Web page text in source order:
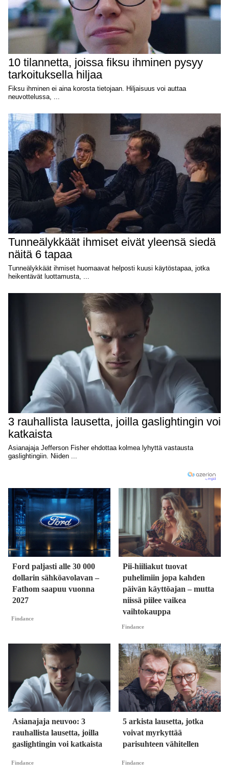
Ford paljasti alle 30 000
dollarin sähköavolavan –
Fathom saapuu vuonna
2027
Findance
Pii-hiiliakut tuovat
puhelimiin jopa kahden
päivän käyttöajan – mutta
niissä piilee vaikea
vaihtokauppa
Findance
Asianajaja neuvoo: 3
rauhallista lausetta, joilla
gaslightingin voi katkaista
Findance
5 arkista lausetta, jotka
voivat myrkyttää
parisuhteen vähitellen
Findance